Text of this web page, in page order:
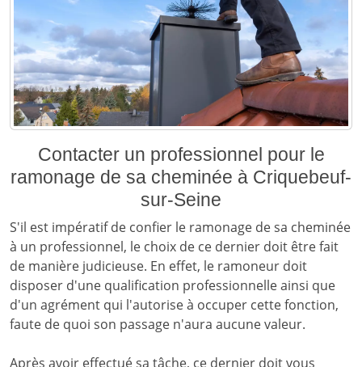
Contacter un professionnel pour le
ramonage de sa cheminée à Criquebeuf-
sur-Seine
S'il est impératif de confier le ramonage de sa cheminée
à un professionnel, le choix de ce dernier doit être fait
de manière judicieuse. En effet, le ramoneur doit
disposer d'une qualification professionnelle ainsi que
d'un agrément qui l'autorise à occuper cette fonction,
faute de quoi son passage n'aura aucune valeur.
Après avoir effectué sa tâche, ce dernier doit vous